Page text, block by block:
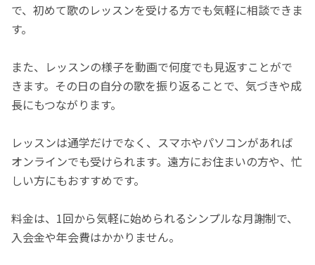
で、初めて歌のレッスンを受ける方でも気軽に相談できま
す。
また、レッスンの様子を動画で何度でも見返すことがで
きます。その日の自分の歌を振り返ることで、気づきや成
長にもつながります。
レッスンは通学だけでなく、スマホやパソコンがあれば
オンラインでも受けられます。遠方にお住まいの方や、忙
しい方にもおすすめです。
料金は、1回から気軽に始められるシンプルな月謝制で、
入会金や年会費はかかりません。